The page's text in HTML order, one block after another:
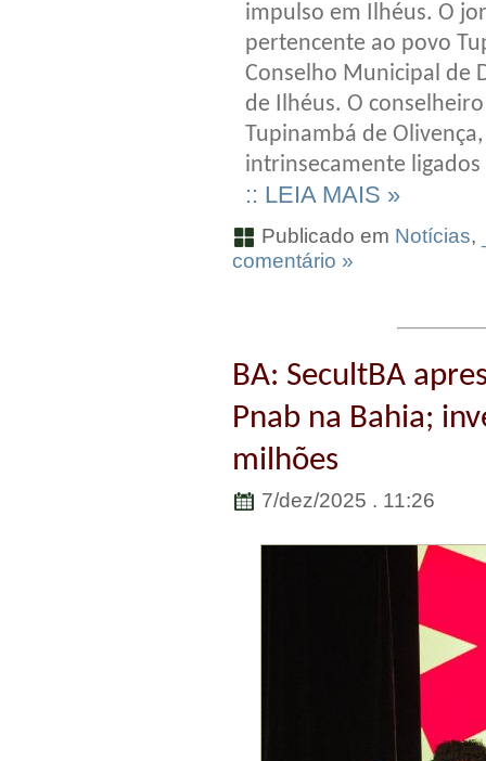
impulso em Ilhéus. O
pertencente ao povo
Conselho Municipal de
de Ilhéus. O
Tupinambá de
intrinsecamente
:: LEIA MAIS »
Publicado em Notícias,
comentário »
BA: SecultBA
Pnab na Bahia;
milhões
7/dez/2025 . 11:26